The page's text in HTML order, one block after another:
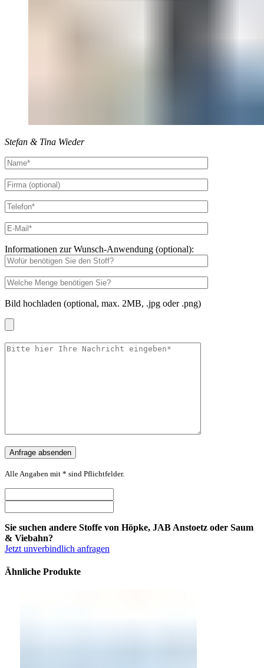
Stefan & Tina Wieder
Informationen zur Wunsch-Anwendung (optional):
Bild hochladen (optional, max. 2MB, .jpg oder .png)
Alle Angaben mit * sind Pflichtfelder.
Sie suchen andere Stoffe von Höpke, JAB Anstoetz oder Saum
& Viebahn?
Jetzt unverbindlich anfragen
Ähnliche Produkte